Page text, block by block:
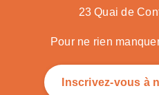
23 Quai de
Pour ne rien
Inscrivez-vous à